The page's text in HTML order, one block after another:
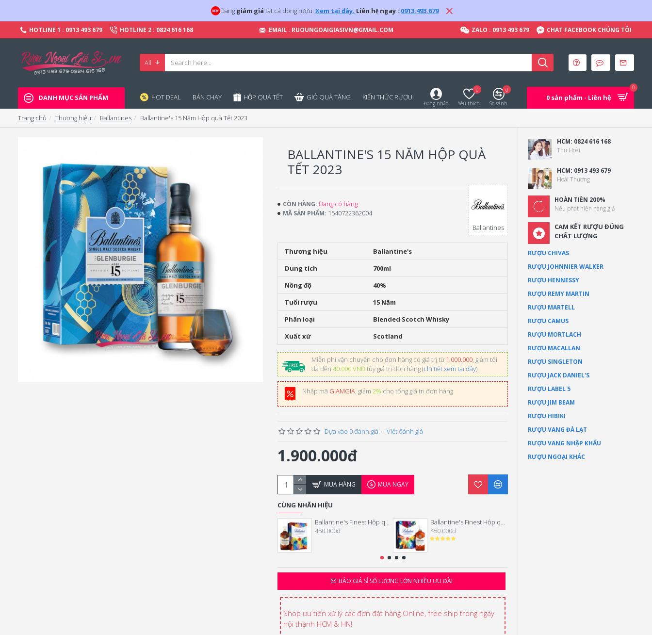
Đang giảm giá tất cả dòng rượu. Xem tại đây. Liên hệ ngay : 0913.493.679
HOTLINE 1 : 0913 493 679 HOTLINE 2 : 0824 616 168 EMAIL : RUOUNGOAIGIASIVN@GMAIL.COM ZALO : 0913 493 679 CHAT FACEBOOK CHÚNG TÔI
All
DANH MỤC SẢN PHẨM HOT DEAL BÁN CHẠY HỘP QUÀ TẾT GIỎ QUÀ TẶNG KIẾN THỨC RƯỢU
Đăng nhập Yêu thích
0
So sánh
0
0 sản phẩm - Liên hệ
0
Trang chủ Thương hiệu Ballantines Ballantine's 15 Năm Hộp quà Tết 2023
BALLANTINE'S 15 NĂM HỘP QUÀ
TẾT 2023
Thương hiệu
Ballantine's
Dung tích
700ml
Nồng độ
40%
Tuổi rượu
15 Năm
Phân loại
Blended Scotch Whisky
Xuất xứ
Scotland
Miễn phí vận chuyển cho đơn hàng có giá trị từ 1.000.000, giảm tối
đa đến 40.000 VNĐtùy giá trị đơn hàng (chi tiết xem tại đây).
Nhập mã GIAMGIA, giảm 2% cho tổng giá trị đơn hàng
CÒN HÀNG: Đang có hàng
MÃ SẢN PHẨM: 1540722362004
Ballantines
Dựa vào 0 đánh giá. - Viết đánh giá
1.900.000đ
MUA HÀNG MUA NGAY
BÁO GIÁ SỈ SỐ LƯỢNG LỚN NHIỀU ƯU ĐÃI
CÙNG NHÃN HIỆU
Ballantine's Finest Hộp quà Tết 2026
450.000đ
Ballantine's Finest Hộp quà Tết 2025
450.000đ
Shop ưu tiên xữ lý các đơn đặt hàng Online, free ship trong ngày
nội thành HCM & HN!
HCM: 0824 616 168
Thu Hoài
HCM: 0913 493 679
Hoài Thương
HOÀN TIỀN 200%
Nếu phát hiện hàng giả
CAM KẾT RƯỢU ĐÚNG
CHẤT LƯỢNG
RƯỢU CHIVAS
RƯỢU JOHNNIER WALKER
RƯỢU HENNESSY
RƯỢU REMY MARTIN
RƯỢU MARTELL
RƯỢU CAMUS
RƯỢU MORTLACH
RƯỢU MACALLAN
RƯỢU SINGLETON
RƯỢU JACK DANIEL'S
RƯỢU LABEL 5
RƯỢU JIM BEAM
RƯỢU HIBIKI
RƯỢU VANG ĐÀ LẠT
RƯỢU VANG NHẬP KHẨU
RƯỢU NGOẠI KHÁC